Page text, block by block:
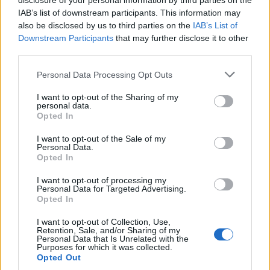
IAB’s list of downstream participants. This information may
also be disclosed by us to third parties on the IAB’s List of
Downstream Participants that may further disclose it to other
Personal Data Processing Opt Outs
I want to opt-out of the Sharing of my
personal data.
Opted In
I want to opt-out of the Sale of my
Personal Data.
Opted In
I want to opt-out of processing my
Personal Data for Targeted Advertising.
Opted In
I want to opt-out of Collection, Use,
Retention, Sale, and/or Sharing of my
Personal Data that Is Unrelated with the
Purposes for which it was collected.
Opted Out
ΔΡΑΣΕΙΣ
Κάλεσμα για συγκέντρωση υπέρ
της Παλαιστίνης από
ανειδίκευτους γιατρούς της
7.30 το απόγευμα, έξω από το
κεντρικό κτήριο της Περιφέρειας
κινητοποίηση
Ρούχα και τρόφιμα για τους
ανθρώπους που έχουν ανάγκη
Νέα συνεργασία της
Σύνδεσμο Κοινωνικής Προστασίας
και Αλληλεγγύης
ΔΡΑΣΕΙΣ
Καλοκαιρινή γιορτή για τα
παιδιά της «Κυψέλης»